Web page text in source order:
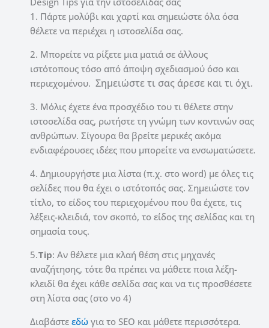
1. Πάρτε μολύβι και χαρτί και σημειώστε όλα όσα
θέλετε να περιέχει η ιστοσελίδα σας.
2. Μπορείτε να ρίξετε μια ματιά σε άλλους
ιστότοπους τόσο από άποψη σχεδιασμού όσο και
περιεχομένου. Σημειώστε τι σας άρεσε και τι όχι.
3. Μόλις έχετε ένα προσχέδιο του τι θέλετε στην
ιστοσελίδα σας, ρωτήστε τη γνώμη των κοντινών σας
ανθρώπων. Σίγουρα θα βρείτε μερικές ακόμα
ενδιαφέρουσες ιδέες που μπορείτε να ενσωματώσετε.
4. Δημιουργήστε μια λίστα (π.χ. στο word) με όλες τις
σελίδες που θα έχει ο ιστότοπός σας. Σημειώστε τον
τίτλο, το είδος του περιεχομένου που θα έχετε, τις
λέξεις-κλειδιά, τον σκοπό, το είδος της σελίδας και τη
σημασία τους.
5.Tip: Αν θέλετε μια κλαή θέση στις μηχανές
αναζήτησης, τότε θα πρέπει να μάθετε ποια λέξη-
κλειδί θα έχει κάθε σελίδα σας και να τις προσθέσετε
στη λίστα σας (στο νο 4)
Διαβάστε εδώ για το SEO και μάθετε περισσότερα.